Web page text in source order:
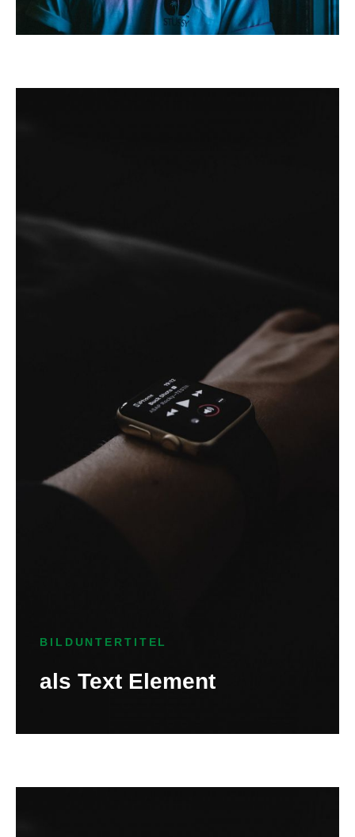
BILDUNTERTITEL
als Text Element